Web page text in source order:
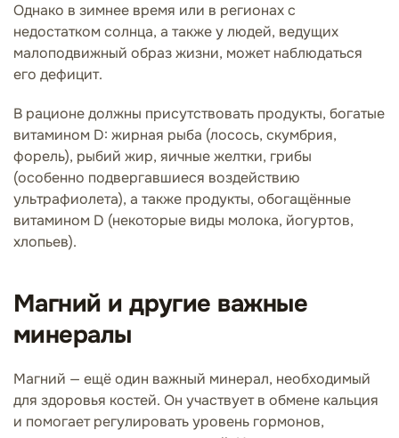
Однако в зимнее время или в регионах с
недостатком солнца, а также у людей, ведущих
малоподвижный образ жизни, может наблюдаться
его дефицит.
В рационе должны присутствовать продукты, богатые
витамином D: жирная рыба (лосось, скумбрия,
форель), рыбий жир, яичные желтки, грибы
(особенно подвергавшиеся воздействию
ультрафиолета), а также продукты, обогащённые
витамином D (некоторые виды молока, йогуртов,
хлопьев).
Магний и другие важные
минералы
Магний — ещё один важный минерал, необходимый
для здоровья костей. Он участвует в обмене кальция
и помогает регулировать уровень гормонов,